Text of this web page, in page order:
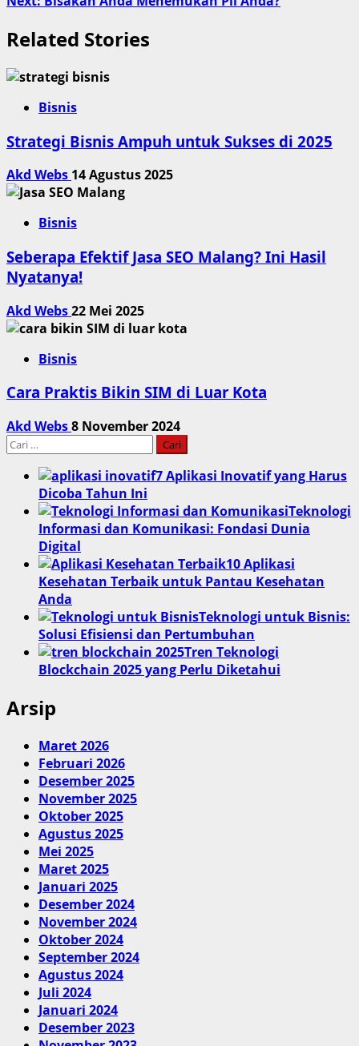
Related Stories
Bisnis
Strategi Bisnis Ampuh untuk Sukses di 2025
Akd Webs 14 Agustus 2025
Bisnis
Seberapa Efektif Jasa SEO Malang? Ini Hasil
Nyatanya!
Akd Webs22 Mei 2025
Bisnis
Cara Praktis Bikin SIM di Luar Kota
Akd Webs8 November 2024
Cari
7 Aplikasi Inovatif yang Harus
Dicoba Tahun Ini
Teknologi
Informasi dan Komunikasi: Fondasi Dunia
Digital
10 Aplikasi
Kesehatan Terbaik untuk Pantau Kesehatan
Anda
Teknologi untuk Bisnis:
Solusi Efisiensi dan Pertumbuhan
Tren Teknologi
Blockchain 2025 yang Perlu Diketahui
Arsip
Maret 2026
Februari 2026
Desember 2025
November 2025
Oktober 2025
Agustus 2025
Mei 2025
Maret 2025
Januari 2025
Desember 2024
November 2024
Oktober 2024
September 2024
Agustus 2024
Juli 2024
Januari 2024
Desember 2023